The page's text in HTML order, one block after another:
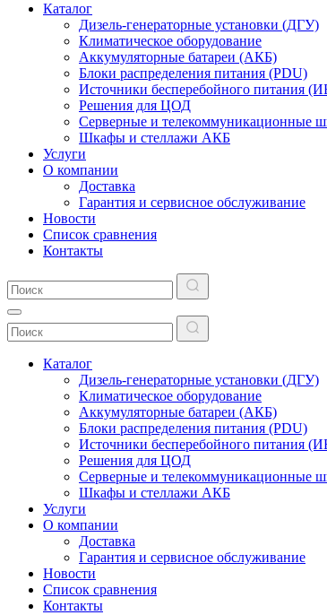
Каталог
Дизель-генераторные установки (ДГУ)
Климатическое оборудование
Аккумуляторные батареи (АКБ)
Блоки распределения питания (PDU)
Источники бесперебойного питания
Решения для ЦОД
Серверные и телекоммуникационные
Шкафы и стеллажи АКБ
Услуги
О компании
Доставка
Гарантия и сервисное обслуживание
Новости
Список сравнения
Контакты
Каталог
Дизель-генераторные установки (ДГУ)
Климатическое оборудование
Аккумуляторные батареи (АКБ)
Блоки распределения питания (PDU)
Источники бесперебойного питания
Решения для ЦОД
Серверные и телекоммуникационные
Шкафы и стеллажи АКБ
Услуги
О компании
Доставка
Гарантия и сервисное обслуживание
Новости
Список сравнения
Контакты